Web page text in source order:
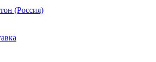
(Россия)